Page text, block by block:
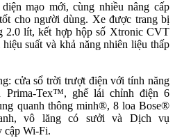
mạo mới, cùng nhiều nâng cấp
cho người dùng. Xe được trang bị
2.0 lít, kết hợp hộp số Xtronic CVT
suất và khả năng nhiên liệu thấp
cửa sổ trời trượt điện với tính năng
Prima-Tex™, ghế lái chỉnh điện 6
quanh thông minh®, 8 loa Bose®
vô lăng có sưởi và Dịch vụ
cập Wi-Fi.